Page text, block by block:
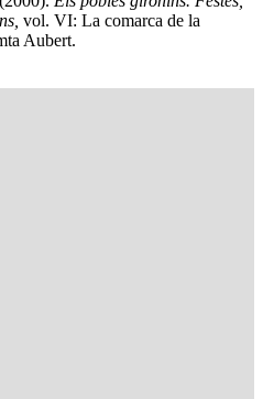
vol. VI: La comarca de la
Aubert.